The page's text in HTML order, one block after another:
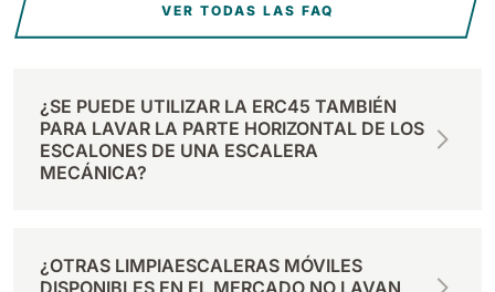
VER TODAS LAS FAQ
¿SE PUEDE UTILIZAR LA ERC45 TAMBIÉN
PARA LAVAR LA PARTE HORIZONTAL DE LOS
ESCALONES DE UNA ESCALERA
MECÁNICA?
¿OTRAS LIMPIAESCALERAS MÓVILES
DISPONIBLES EN EL MERCADO NO LAVAN